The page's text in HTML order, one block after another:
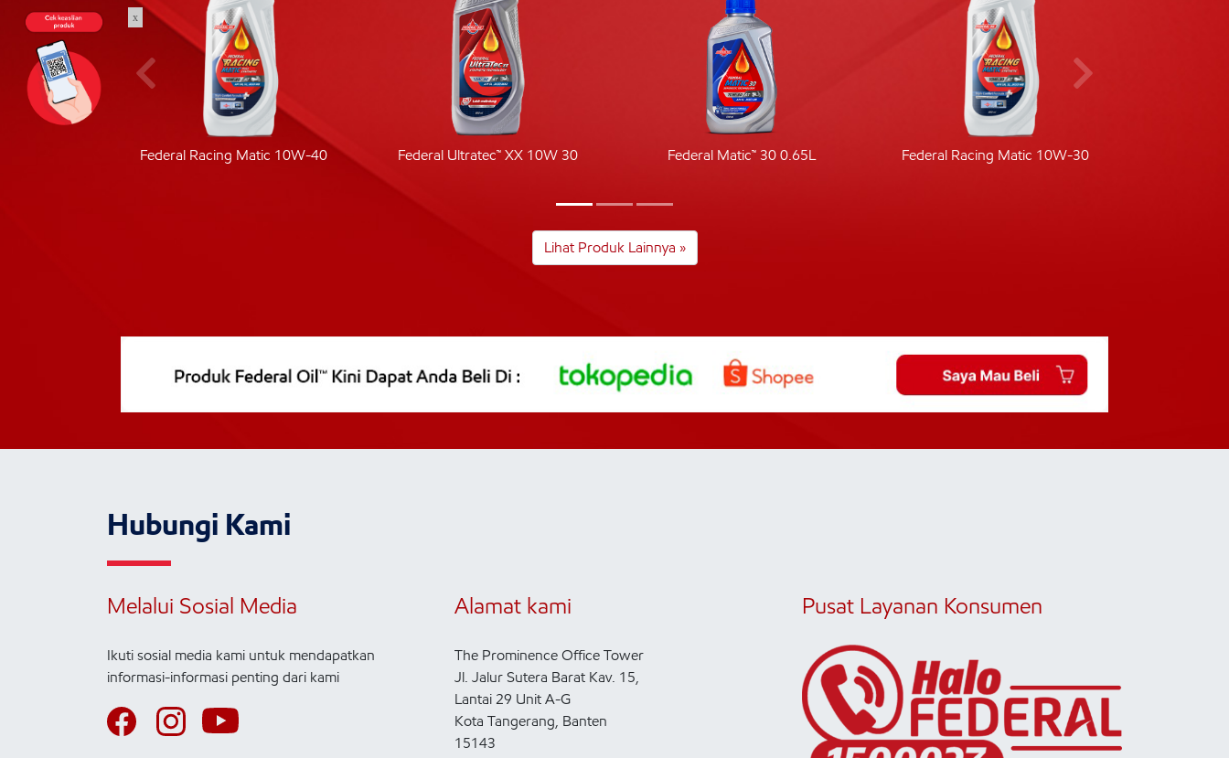
Federal Racing Matic 10W-40 Federal Ultratec™ XX 10W 30 Federal Matic™ 30 0.65L Federal Racing Matic 10W-30
Lihat Produk Lainnya »
Hubungi Kami
Melalui Sosial Media
Ikuti sosial media kami untuk mendapatkan
informasi-informasi penting dari kami
Alamat kami
The Prominence Office Tower
Jl. Jalur Sutera Barat Kav. 15,
Lantai 29 Unit A-G
Kota Tangerang, Banten
15143
Pusat Layanan Konsumen
x